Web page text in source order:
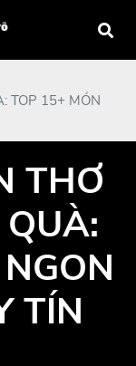
TOP 15+ MÓN
THƠ
TÍN